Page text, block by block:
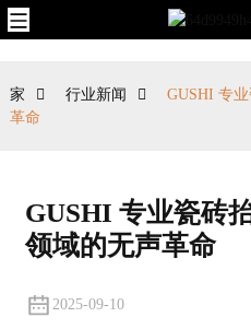
家 行业新闻
GUSHI 专
革命
GUSHI 专业瓷砖
领域的无声革命
2025-09-10